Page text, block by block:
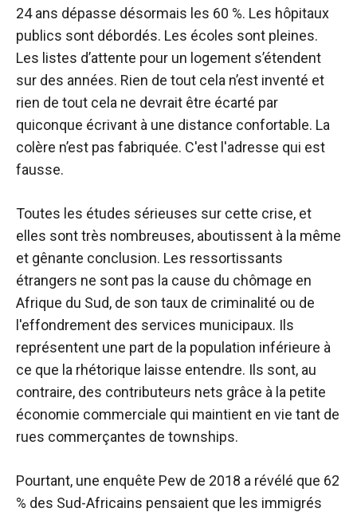
24 ans dépasse désormais les 60 %. Les hôpitaux
publics sont débordés. Les écoles sont pleines.
Les listes d’attente pour un logement s’étendent
sur des années. Rien de tout cela n’est inventé et
rien de tout cela ne devrait être écarté par
quiconque écrivant à une distance confortable. La
colère n’est pas fabriquée. C'est l'adresse qui est
fausse.
Toutes les études sérieuses sur cette crise, et
elles sont très nombreuses, aboutissent à la même
et gênante conclusion. Les ressortissants
étrangers ne sont pas la cause du chômage en
Afrique du Sud, de son taux de criminalité ou de
l'effondrement des services municipaux. Ils
représentent une part de la population inférieure à
ce que la rhétorique laisse entendre. Ils sont, au
contraire, des contributeurs nets grâce à la petite
économie commerciale qui maintient en vie tant de
rues commerçantes de townships.
Pourtant, une enquête Pew de 2018 a révélé que 62
% des Sud-Africains pensaient que les immigrés